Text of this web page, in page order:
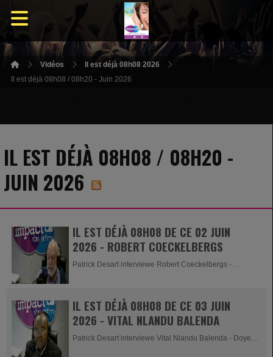
Vidéos
Il est déjà 08h08 2026
Il est déjà 08h08 / 08h20 - Juin 2026
IL EST DÉJÀ 08H08 / 08H20 -
JUIN 2026
IL EST DÉJÀ 08H08 DE CE 02 JUIN
2026 - ROBERT COECKELBERGS
Patrick Desart interviewe Robert Coeckelbergs -
IL EST DÉJÀ 08H08 DE CE 03 JUIN
2026 - VITAL NLANDU BALENDA
Patrick Desart interviewe Vital Nlandu Balenda - Doyen